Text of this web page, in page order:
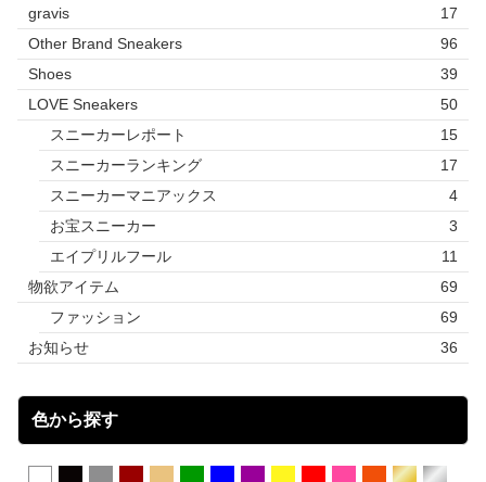
gravis
17
Other Brand Sneakers
96
Shoes
39
LOVE Sneakers
50
スニーカーレポート
15
スニーカーランキング
17
スニーカーマニアックス
4
お宝スニーカー
3
エイプリルフール
11
物欲アイテム
69
ファッション
69
お知らせ
36
色から探す